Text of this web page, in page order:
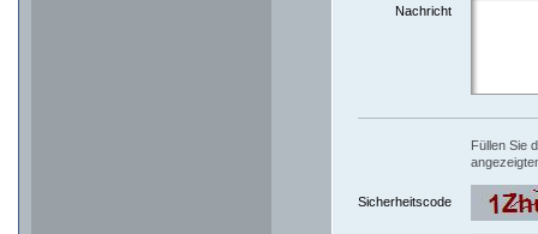
Nachricht
Füllen Sie
Sicherheitscode